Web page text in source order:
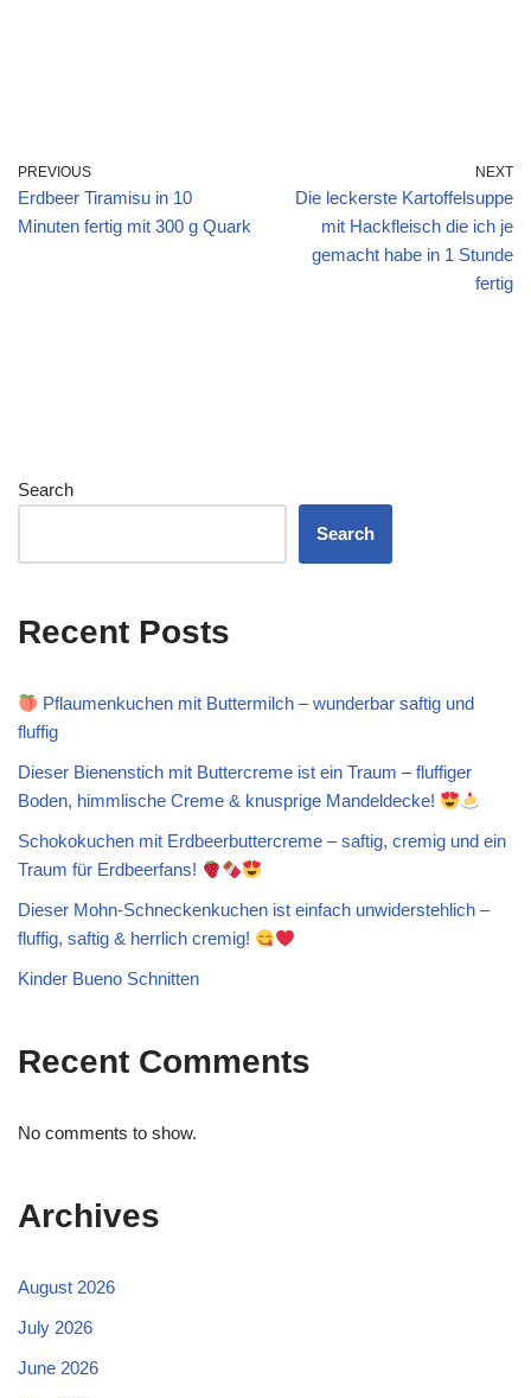
PREVIOUS
Erdbeer Tiramisu in 10
Minuten fertig mit 300 g Quark
NEXT
Die leckerste Kartoffelsuppe
mit Hackfleisch die ich je
gemacht habe in 1 Stunde
fertig
Search
Search
Recent Posts
Pflaumenkuchen mit Buttermilch – wunderbar saftig und
fluffig
Dieser Bienenstich mit Buttercreme ist ein Traum – fluffiger
Boden, himmlische Creme & knusprige Mandeldecke!
Schokokuchen mit Erdbeerbuttercreme – saftig, cremig und ein
Traum für Erdbeerfans!
Dieser Mohn-Schneckenkuchen ist einfach unwiderstehlich –
fluffig, saftig & herrlich cremig!
Kinder Bueno Schnitten
Recent Comments
No comments to show.
Archives
August 2026
July 2026
June 2026